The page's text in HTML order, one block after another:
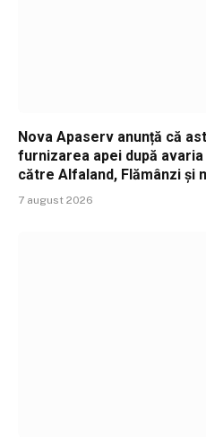
Nova Apaserv anunță că
furnizarea apei după
către Alfaland, Flămânzi și
7 august 2026